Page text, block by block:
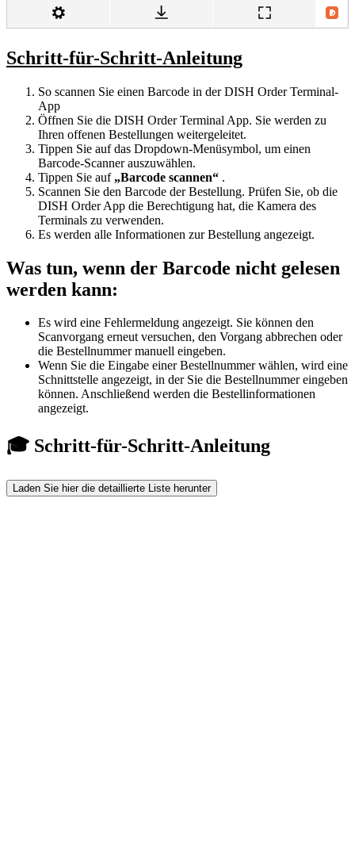
Schritt-für-Schritt-Anleitung
So scannen Sie einen Barcode in der DISH Order Terminal-
App
Öffnen Sie die DISH Order Terminal App. Sie werden zu
Ihren offenen Bestellungen weitergeleitet.
Tippen Sie auf das Dropdown-Menüsymbol, um einen
Barcode-Scanner auszuwählen.
Tippen Sie auf „Barcode scannen“ .
Scannen Sie den Barcode der Bestellung. Prüfen Sie, ob die
DISH Order App die Berechtigung hat, die Kamera des
Terminals zu verwenden.
Es werden alle Informationen zur Bestellung angezeigt.
Was tun, wenn der Barcode nicht gelesen
werden kann:
Es wird eine Fehlermeldung angezeigt. Sie können den
Scanvorgang erneut versuchen, den Vorgang abbrechen oder
die Bestellnummer manuell eingeben.
Wenn Sie die Eingabe einer Bestellnummer wählen, wird eine
Schnittstelle angezeigt, in der Sie die Bestellnummer eingeben
können. Anschließend werden die Bestellinformationen
angezeigt.
🎓 Schritt-für-Schritt-Anleitung
Laden Sie hier die detaillierte Liste herunter